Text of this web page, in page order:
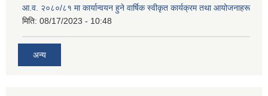
आ.व. २०८०/८१ मा कार्यान्वयन हुने वार्षिक स्वीकृत कार्यक्रम तथा आयोजनाहरू
मिति: 08/17/2023 - 10:48
अन्य